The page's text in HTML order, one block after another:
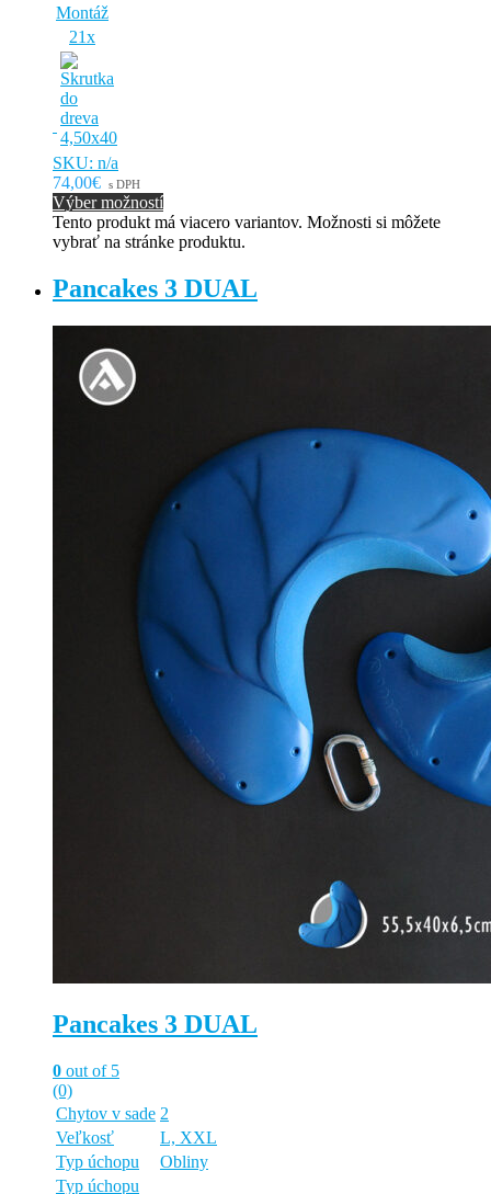
Montáž
21x
SKU: n/a
74,00€ s DPH
Výber možností
Tento produkt má viacero variantov. Možnosti si môžete
vybrať na stránke produktu.
Pancakes 3 DUAL
Pancakes 3 DUAL
0 out of 5
(0)
Chytov v sade 2
Veľkosť
L, XXL
Typ úchopu
Obliny
Typ úchopu